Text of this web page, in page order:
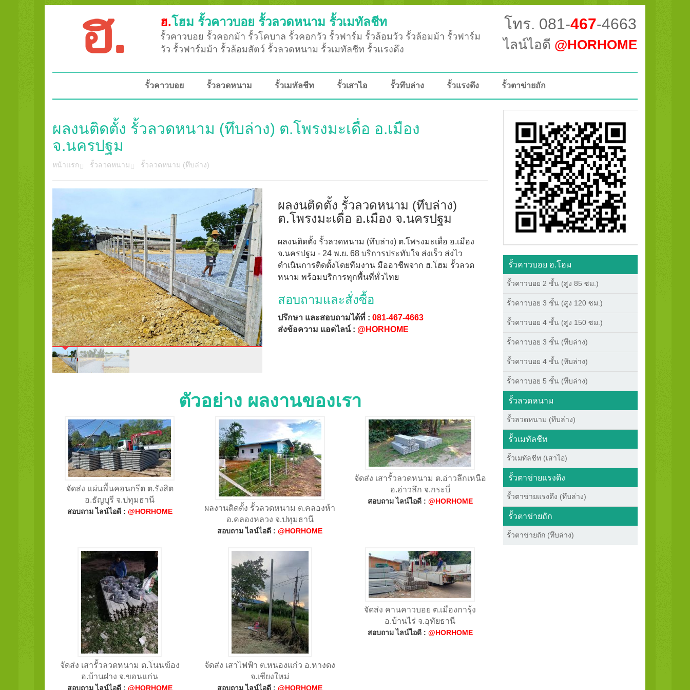
ฮ.โฮม รั้วคาวบอย รั้วลวดหนาม รั้วเมทัลชีท
รั้วคาวบอย รั้วคอกม้า รั้วโคบาล รั้วคอกวัว รั้วฟาร์ม รั้วล้อมวัว รั้วล้อมม้า รั้วฟาร์ม
วัว รั้วฟาร์มม้า รั้วล้อมสัตว์ รั้วลวดหนาม รั้วเมทัลชีท รั้วแรงดึง
โทร. 081-467-4663
ไลน์ไอดี @HORHOME
รั้วคาวบอย รั้วลวดหนาม รั้วเมทัลชีท รั้วเสาไอ รั้วทึบล่าง รั้วแรงดึง รั้วตาข่ายถัก
ผลงนติดตั้ง รั้วลวดหนาม (ทึบล่าง) ต.โพรงมะเดื่อ อ.เมือง
จ.นครปฐม
หน้าแรก รั้วลวดหนาม รั้วลวดหนาม (ทึบล่าง)
ผลงนติดตั้ง รั้วลวดหนาม (ทึบล่าง)
ต.โพรงมะเดื่อ อ.เมือง จ.นครปฐม
ผลงนติดตั้ง รั้วลวดหนาม (ทึบล่าง) ต.โพรงมะเดื่อ อ.เมือง
จ.นครปฐม - 24 พ.ย. 68 บริการประทับใจ ส่งเร็ว ส่งไว
ดำเนินการติดตั้งโดยทีมงาน มืออาชีพจาก ฮ.โฮม รั้วลวด
หนาม พร้อมบริการทุกพื้นที่ทั่วไทย
สอบถามและสั่งซื้อ
ปรึกษา และสอบถามได้ที่ : 081-467-4663
ส่งข้อความ แอดไลน์ : @HORHOME
ตัวอย่าง ผลงานของเรา
จัดส่ง แผ่นพื้นคอนกรีต ต.รังสิต
อ.ธัญบุรี จ.ปทุมธานี
สอบถาม ไลน์ไอดี : @HORHOME
ผลงานติดตั้ง รั้วลวดหนาม ต.คลองห้า
อ.คลองหลวง จ.ปทุมธานี
สอบถาม ไลน์ไอดี :@HORHOME
จัดส่ง เสารั้วลวดหนาม ต.อ่าวลึกเหนือ
อ.อ่าวลึก จ.กระบี่
สอบถาม ไลน์ไอดี : @HORHOME
จัดส่ง เสารั้วลวดหนาม ต.โนนฆ้อง
อ.บ้านฝาง จ.ขอนแก่น
สอบถาม ไลน์ไอดี : @HORHOME
จัดส่ง เสาไฟฟ้า ต.หนองแก๋ว อ.หางดง
จ.เชียงใหม่
สอบถาม ไลน์ไอดี :@HORHOME
จัดส่ง คานคาวบอย ต.เมืองการุ้ง
อ.บ้านไร่ จ.อุทัยธานี
สอบถาม ไลน์ไอดี : @HORHOME
รั้วคาวบอย ฮ.โฮม
รั้วคาวบอย 2 ชั้น (สูง 85 ซม.)
รั้วคาวบอย 3 ชั้น (สูง 120 ซม.)
รั้วคาวบอย 4 ชั้น (สูง 150 ซม.)
รั้วคาวบอย 3 ชั้น (ทึบล่าง)
รั้วคาวบอย 4 ชั้น (ทึบล่าง)
รั้วคาวบอย 5 ชั้น (ทึบล่าง)
รั้วลวดหนาม
รั้วลวดหนาม (ทึบล่าง)
รั้วเมทัลชีท
รั้วเมทัลชีท (เสาไอ)
รั้วตาข่ายแรงดึง
รั้วตาข่ายแรงดึง (ทึบล่าง)
รั้วตาข่ายถัก
รั้วตาข่ายถัก (ทึบล่าง)